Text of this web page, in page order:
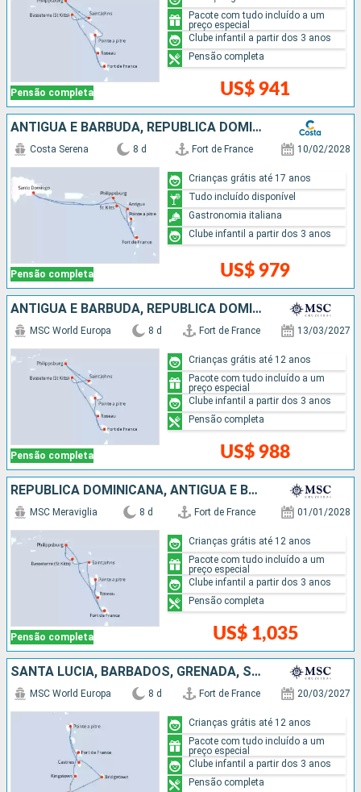
Pensão completa US$ 941
Pacote com tudo incluído a um
preço especial
Clube infantil a partir dos 3 anos
Pensão completa
ANTIGUA E BARBUDA, REPUBLICA DOMINICANA
Pensão completa
Costa Serena 8 d Fort de France 10/02/2028
US$ 979
Crianças grátis até 17 anos
Tudo incluído disponível
Gastronomia italiana
Clube infantil a partir dos 3 anos
ANTIGUA E BARBUDA, REPUBLICA DOMINICANA
Pensão completa
MSC World Europa 8 d Fort de France 13/03/2027
US$ 988
Crianças grátis até 12 anos
Pacote com tudo incluído a um
preço especial
Clube infantil a partir dos 3 anos
Pensão completa
REPUBLICA DOMINICANA, ANTIGUA E BARBUDA
Pensão completa
MSC Meraviglia 8 d Fort de France 01/01/2028
US$ 1,035
Crianças grátis até 12 anos
Pacote com tudo incluído a um
preço especial
Clube infantil a partir dos 3 anos
Pensão completa
SANTA LUCIA, BARBADOS, GRENADA, SÃO VINCENTE E GRANADINAS
MSC World Europa 8 d Fort de France 20/03/2027
Crianças grátis até 12 anos
Pacote com tudo incluído a um
preço especial
Clube infantil a partir dos 3 anos
Pensão completa